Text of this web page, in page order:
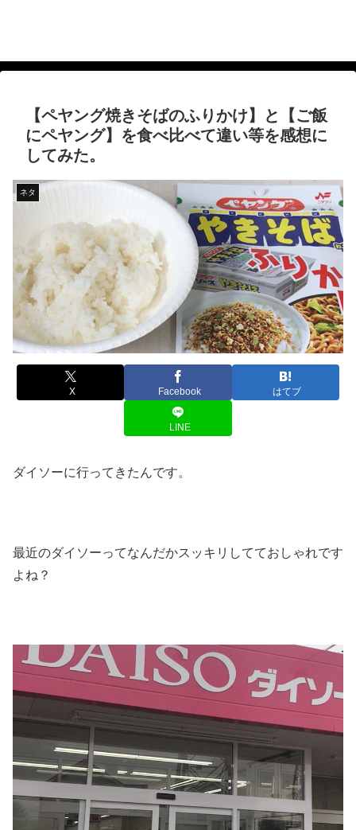
【ペヤング焼きそばのふりかけ】と【ご飯
にペヤング】を食べ比べて違い等を感想に
してみた。
ネタ
X Facebook はてブ
LINE
ダイソーに行ってきたんです。
最近のダイソーってなんだかスッキリしてておしゃれです
よね？